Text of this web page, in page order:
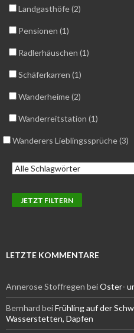
Landgasthöfe (2)
Pensionen (1)
Radlerhäuschen (1)
Schäferkarren (1)
Wanderheime (2)
Wanderreitstation (1)
Wanderers Lieblingssprüche (3)
LETZTE KOMMENTARE
Annerose Stoffregen beiOster-
Bernhard beiFrühling auf der
Wasserstetten, Dapfen